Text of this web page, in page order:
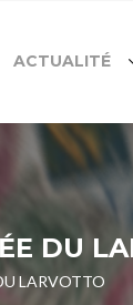
ACTUALITÉ
DU
LARVOTTO